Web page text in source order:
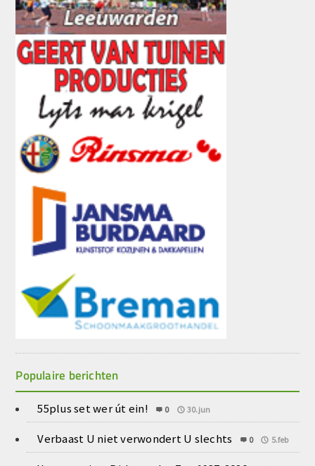
Populaire berichten
55plus set wer út ein! 0 30.jun
Verbaast U niet verwondert U slechts 0 5.feb